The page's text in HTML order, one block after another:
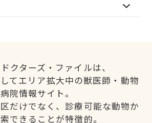
クターズ・ファイルは、
てエリア拡大中の獣医師・動物
病院情報サイト。
だけでなく、診療可能な動物か
できることが特徴的。